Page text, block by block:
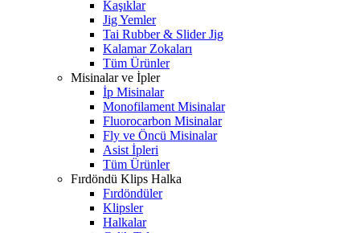
Kaşıklar
Jig Yemler
Tai Rubber & Slider Jig
Kalamar Zokaları
Tüm Ürünler
Misinalar ve İpler
İp Misinalar
Monofilament Misinalar
Fluorocarbon Misinalar
Fly ve Öncü Misinalar
Asist İpleri
Tüm Ürünler
Fırdöndü Klips Halka
Fırdöndüler
Klipsler
Halkalar